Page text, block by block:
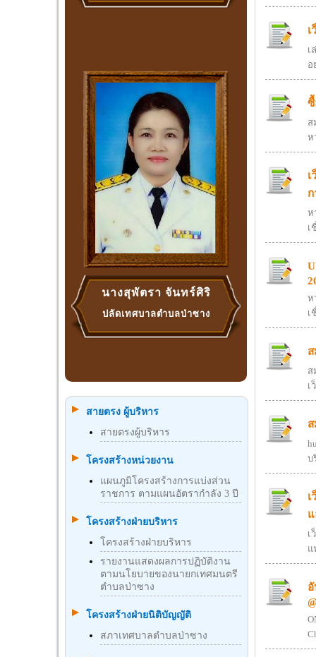
นางสุพัตรา จันทร์ศิริ
ปลัดเทศบาลตำบลป่าซาง
สายตรง ผู้บริหาร
สายตรงผู้บริหาร
โครงสร้างหน่วยงาน
แผนภูมิโครงสร้างการแบ่งส่วน
ราชการ ตามแผนอัตรากำลัง 3 ปี
โครงสร้างฝ่ายบริหาร
โครงสร้างฝ่ายบริหาร
รายงานแสดงผลการปฏิบัติงาน
ตามนโยบายของนายกเทศมนตรี
ตำบลป่าซาง
โครงสร้างฝ่ายนิติบัญญัติ
สภาเทศบาลตำบลป่าซาง
เ
อ
ซื้
ส
ห
ห
เ
ห
เ
ส
เ
บ
เ
แ